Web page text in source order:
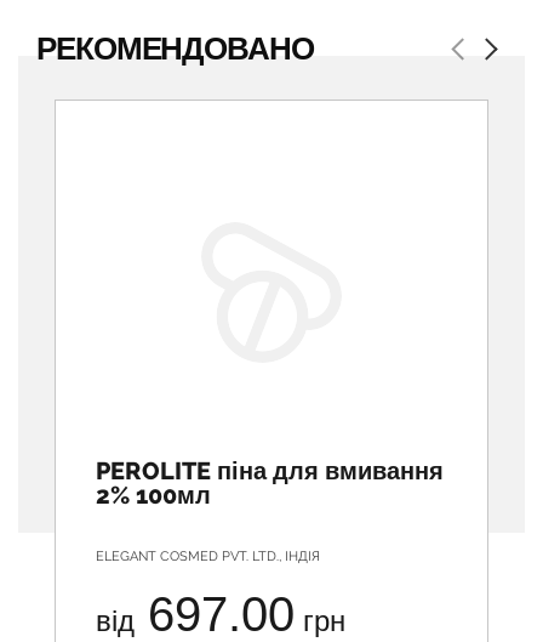
РЕКОМЕНДОВАНО Previous
PEROLITE піна для вмивання
2% 100мл
ELEGANT COSMED PVT. LTD., ІНДІЯ
від 697.00 грн
Next